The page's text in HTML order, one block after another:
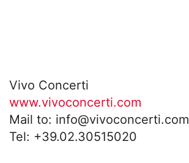
Vivo Concerti
www.vivoconcerti.com
Mail to: info@vivoconcerti.com
Tel: +39.02.30515020